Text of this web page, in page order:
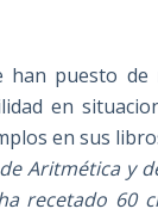
puesto
en
en sus
Aritmética y
recetado 60